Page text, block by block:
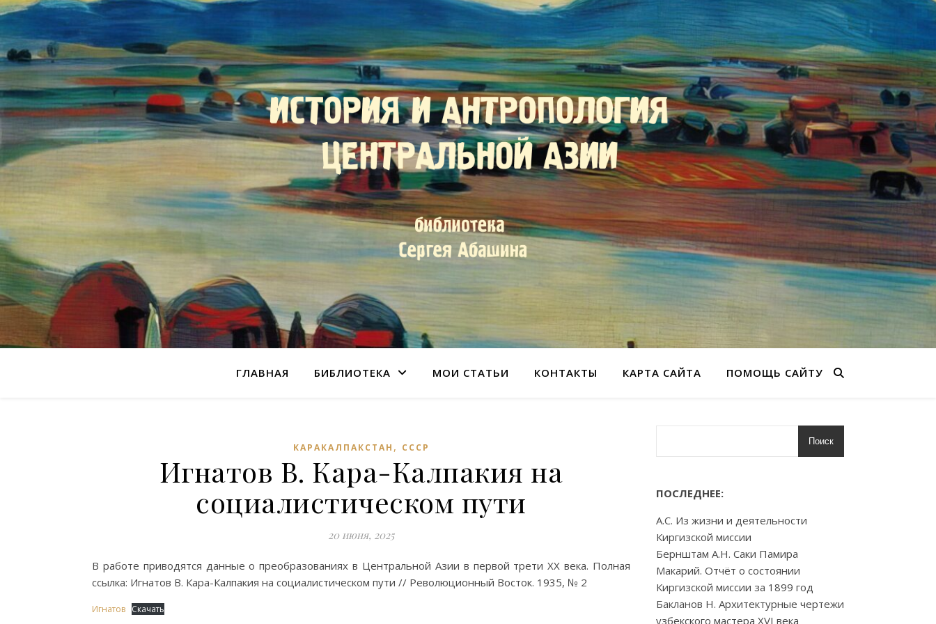
ГЛАВНАЯ БИБЛИОТЕКА МОИ СТАТЬИ КОНТАКТЫ КАРТА САЙТА ПОМОЩЬ САЙТУ
КАРАКАЛПАКСТАН , СССР
Игнатов В. Кара-Калпакия на
социалистическом пути
20 июня, 2025
В работе приводятся данные о преобразованиях в Центральной Азии в первой трети XX века. Полная
ссылка: Игнатов В. Кара-Калпакия на социалистическом пути // Революционный Восток. 1935, № 2
Игнатов Скачать
Поиск
ПОСЛЕДНЕЕ:
А.С. Из жизни и деятельности
Киргизской миссии
Бернштам А.Н. Саки Памира
Макарий. Отчёт о состоянии
Киргизской миссии за 1899 год
Бакланов Н. Архитектурные чертежи
узбекского мастера XVI века